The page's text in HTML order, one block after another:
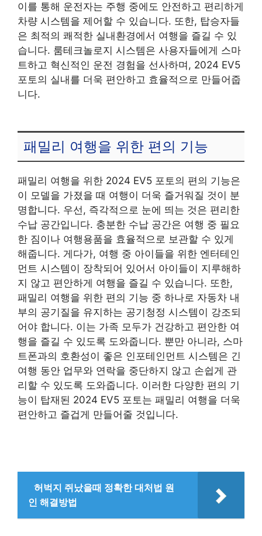
이를 통해 운전자는 주행 중에도 안전하고 편리하게
차량 시스템을 제어할 수 있습니다. 또한, 탑승자들
은 최적의 쾌적한 실내환경에서 여행을 즐길 수 있
습니다. 룸테크놀로지 시스템은 사용자들에게 스마
트하고 혁신적인 운전 경험을 선사하며, 2024 EV5
포토의 실내를 더욱 편안하고 효율적으로 만들어줍
니다.
패밀리 여행을 위한 편의 기능
패밀리 여행을 위한 2024 EV5 포토의 편의 기능은
이 모델을 가졌을 때 여행이 더욱 즐거워질 것이 분
명합니다. 우선, 즉각적으로 눈에 띄는 것은 편리한
수납 공간입니다. 충분한 수납 공간은 여행 중 필요
한 짐이나 여행용품을 효율적으로 보관할 수 있게
해줍니다. 게다가, 여행 중 아이들을 위한 엔터테인
먼트 시스템이 장착되어 있어서 아이들이 지루해하
지 않고 편안하게 여행을 즐길 수 있습니다. 또한,
패밀리 여행을 위한 편의 기능 중 하나로 자동차 내
부의 공기질을 유지하는 공기청정 시스템이 강조되
어야 합니다. 이는 가족 모두가 건강하고 편안한 여
행을 즐길 수 있도록 도와줍니다. 뿐만 아니라, 스마
트폰과의 호환성이 좋은 인포테인먼트 시스템은 긴
여행 동안 업무와 연락을 중단하지 않고 손쉽게 관
리할 수 있도록 도와줍니다. 이러한 다양한 편의 기
능이 탑재된 2024 EV5 포토는 패밀리 여행을 더욱
편안하고 즐겁게 만들어줄 것입니다.
허벅지 쥐났을때 정확한 대처법 원
인 해결방법